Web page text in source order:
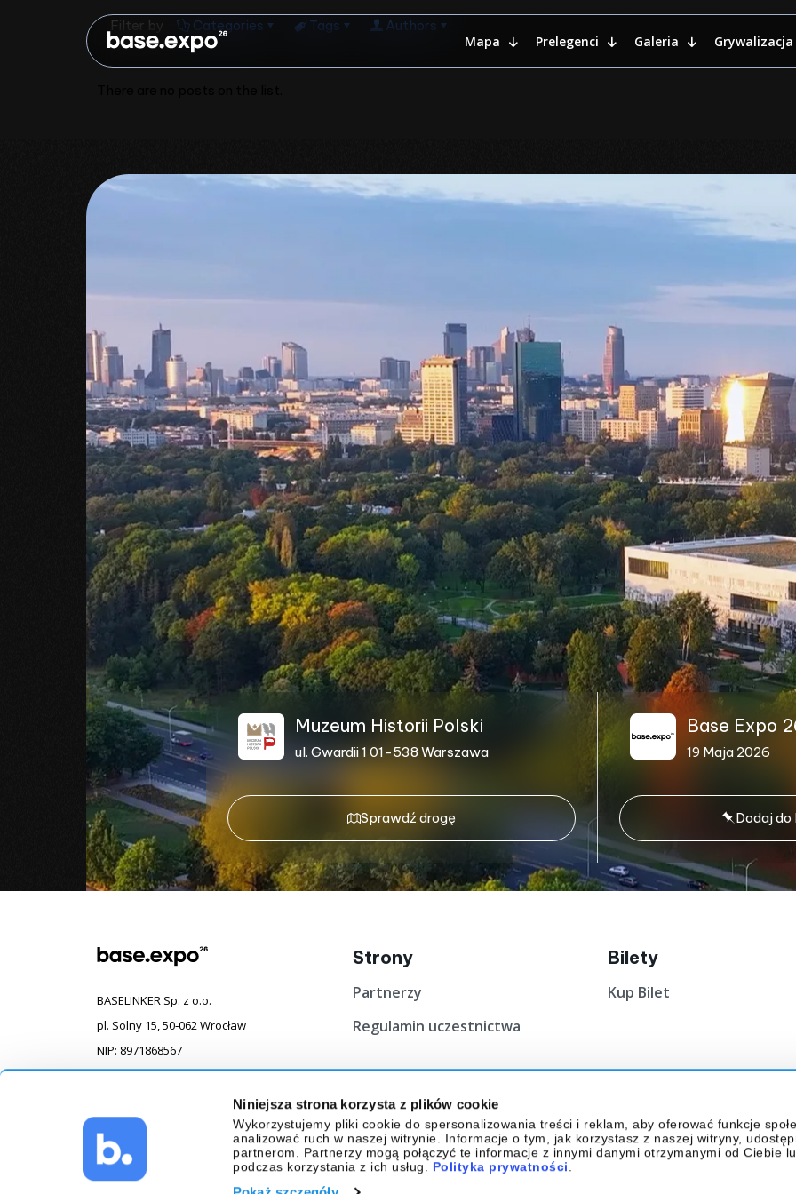
Niniejsza strona korzysta z plików cookie
Wykorzystujemy pliki cookie do spersonalizowania treści i reklam, aby oferować funkcje
analizować ruch w naszej witrynie. Informacje o tym, jak korzystasz z naszej witryny,
partnerom. Partnerzy mogą połączyć te informacje z innymi danymi otrzymanymi od Ciebie
podczas korzystania z ich usług. Polityka prywatności.
Mapa Prelegenci Galeria Grywalizacja
Filter by Categories Tags Authors
Muzeum Historii Polski
ul. Gwardii 1 01-538 Warszawa
Sprawdź drogę
Base Expo
19 Maja 2026
Dodaj do
BASELINKER Sp. z o.o.
pl. Solny 15, 50‐062 Wrocław
NIP: 8971868567
KRS: 0000795513
Strony
Partnerzy
Regulamin uczestnictwa
Bilety
Kup Bilet
Base.com